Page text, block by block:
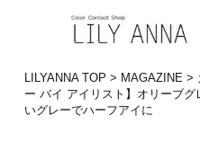
LILYANNA TOP > MAGAZINE>
ー バイ アイリスト】オリーブ
いグレーでハーフアイに